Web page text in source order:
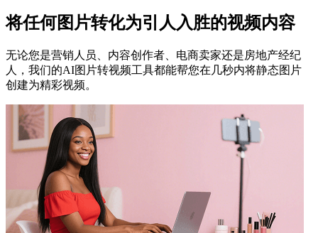
将任何图片转化为引人入胜的视频内容
无论您是营销人员、内容创作者、电商卖家还是房地产经纪
人，我们的AI图片转视频工具都能帮您在几秒内将静态图片
创建为精彩视频。